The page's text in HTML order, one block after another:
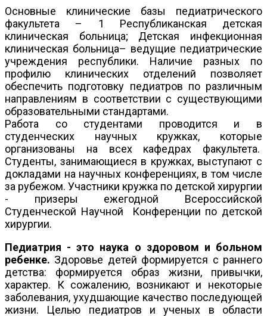
Основные клинические базы педиатрического
факультета – 1 Республиканская детская
клиническая больница; Детская инфекционная
клиническая больница– ведущие педиатрические
учреждения республики. Наличие разных по
профилю клинических отделений позволяет
обеспечить подготовку педиатров по различным
направлениям в соответствии с существующими
образовательными стандартами.
Работа со студентами проводится и в
студенческих научных кружках, которые
организованы на всех кафедрах факультета.
Студенты, занимающиеся в кружках, выступают с
докладами на научных конференциях, в том числе
за рубежом. Участники кружка по детской хирургии
- призеры ежегодной Всероссийской
Студенческой Научной Конференции по детской
хирургии.
Педиатрия - это наука о здоровом и больном
ребенке. Здоровье детей формируется с раннего
детства: формируется образ жизни, привычки,
характер. К сожалению, возникают и некоторые
заболевания, ухудшающие качество последующей
жизни. Целью педиатров и ученых в области